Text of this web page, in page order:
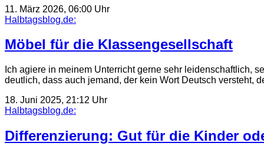
11. März 2026, 06:00 Uhr
Halbtagsblog.de:
Möbel für die Klassengesellschaft
Ich agiere in meinem Unterricht gerne sehr leidenschaftlich,
deutlich, dass auch jemand, der kein Wort Deutsch versteht,
18. Juni 2025, 21:12 Uhr
Halbtagsblog.de:
Differenzierung: Gut für die Kinder